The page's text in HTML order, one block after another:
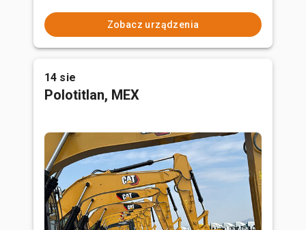
Zobacz urządzenia
14 sie
Polotitlan, MEX